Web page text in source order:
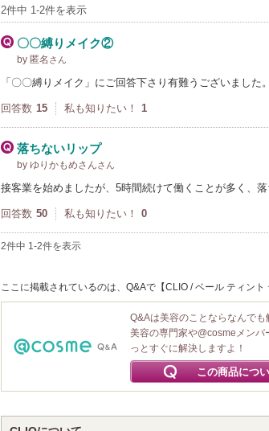
2件中 1-2件を表示
〇〇縛りメイク②
by 匿名 さん
「〇〇縛りメイク」にご回答下さり有難うございまし
回答数 15 私も知りたい！ 1
落ちないリップ
by ゆりかもめさんさん
接客業を始めましたが、5時間続けて働くことが多く、
回答数 50 私も知りたい！ 0
2件中 1-2件を表示
ここに掲載されているのは、Q&Aで【CLIO / ベール ティン
Q&Aは美容のことならなんでも
美容の専門家や@cosmeメンバ
っとすぐに解決しますよ！
この商品につ